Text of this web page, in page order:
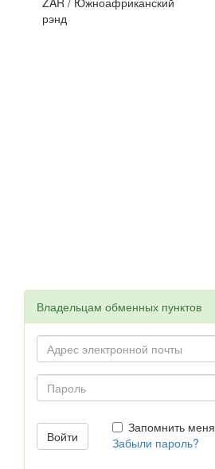
рэнд
Владельцам обменных пунктов
Запомнить меня
Забыли пароль?